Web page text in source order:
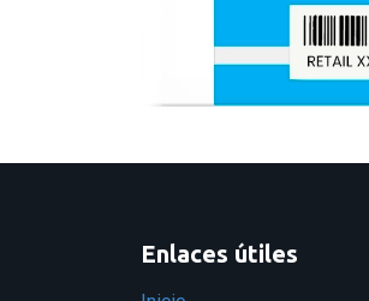
Enlaces útiles